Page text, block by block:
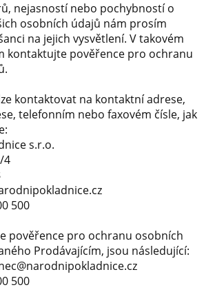
nejasností nebo pochybností o
osobních údajů nám prosím
na jejich vysvětlení. V takovém
kontaktujte pověřence pro ochranu
kontaktovat na kontaktní adrese,
telefonním nebo faxovém čísle, jak
s.r.o.
4
500
pověřence pro ochranu osobních
Prodávajícím, jsou následující:
500